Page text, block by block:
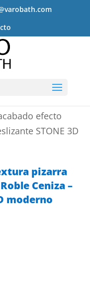
efecto
STONE 3D
pizarra
Ceniza –
moderno